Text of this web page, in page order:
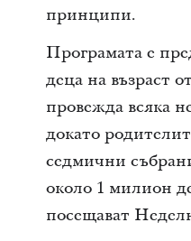
принципи.
Програмата е
деца на възраст
провежда всяка
докато
седмични
около 1 милион
посещават